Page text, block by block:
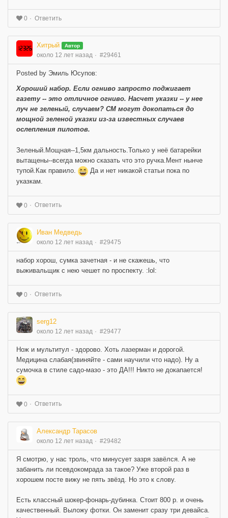
0 Ответить
Хитрый Автор
около 12 лет назад #29461
Posted by Эмиль Юсупов:
Хороший набор. Если огниво запросто поджигает
газету -- это отличное огниво. Насчет указки -- у нее
луч не зеленый, случаем? СМ могут докопаться до
мощной зеленой указки из-за известных случаев
ослепления пилотов.
Зеленый.Мощная--1,5км дальность.Только у неё батарейки
вытащены--всегда можно сказать что это ручка.Мент нынче
тупой.Как правило.
Да и нет никакой статьи пока по
указкам.
0 Ответить
Иван Медведь
около 12 лет назад #29475
набор хорош, сумка зачетная - и не скажешь, что
выживальщик с нею чешет по проспекту. :lol:
0 Ответить
serg12
около 12 лет назад #29477
Нож и мультитул - здорово. Хоть лазерман и дорогой.
Медицина слабая(звиняйте - сами научили что надо). Ну а
сумочка в стиле садо-мазо - это ДА!!! Никто не докапается!
0 Ответить
Александр Тарасов
около 12 лет назад #29482
Я смотрю, у нас троль, что минусует зазря завёлся. А не
забанить ли псевдокомрада за такое? Уже второй раз в
хорошем посте вижу не пять звёзд. Но это к слову.
Есть классный шокер-фонарь-дубинка. Стоит 800 р. и очень
качественный. Выложу фотки. Он заменит сразу три девайса.